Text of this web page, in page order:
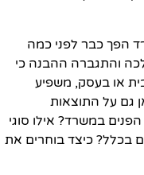
הפך כבר לפני כמה
והתגברה ההבנה כי
או בעסק, משפיע
גם על התוצאות
במשרד? אילו סוגי
בכלל? כיצד בוחרים את